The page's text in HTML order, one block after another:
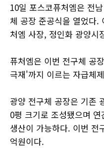
10일 포스코퓨처엠은 전
체 공장 준공식을 열었다.
처엠 사장, 정인화 광양시
퓨처엠은 이번 전구체 공
극재'까지 이르는 자급체
광양 전구체 공장은 기존
0평 크기로 조성됐으며
생산이 가능하다. 이번 전
억원이다.